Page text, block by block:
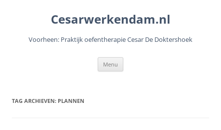
Cesarwerkendam.nl
Voorheen: Praktijk oefentherapie Cesar De Doktershoek
Menu
TAG ARCHIEVEN: PLANNEN